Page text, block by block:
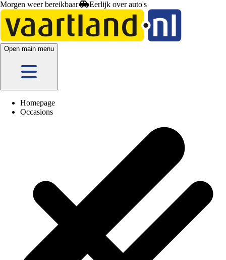
Morgen weer bereikbaar
Open main menu
Homepage
Occasions